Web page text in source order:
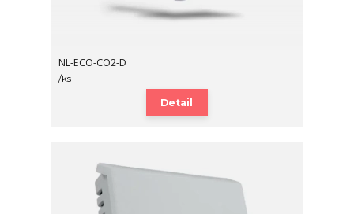
NL-ECO-CO2-D
/ks
Detail